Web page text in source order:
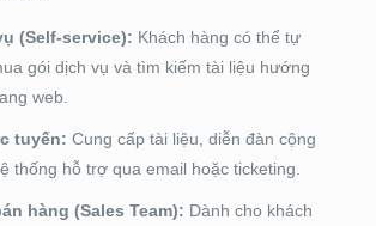
(Self-service): Khách hàng có thể tự
gói dịch vụ và tìm kiếm tài liệu hướng
web.
tuyến: Cung cấp tài liệu, diễn đàn cộng
thống hỗ trợ qua email hoặc ticketing.
hàng (Sales Team): Dành cho khách